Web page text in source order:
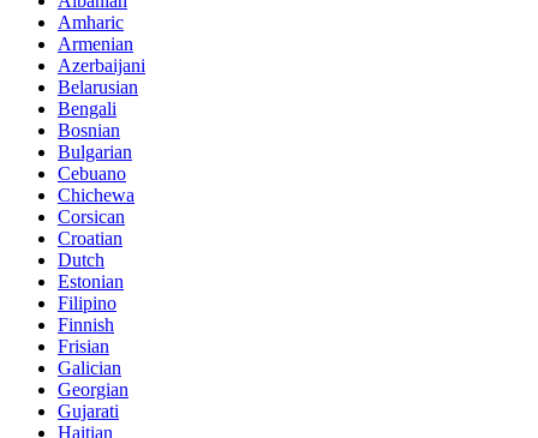
Amharic
Armenian
Azerbaijani
Belarusian
Bengali
Bosnian
Bulgarian
Cebuano
Chichewa
Corsican
Croatian
Dutch
Estonian
Filipino
Finnish
Frisian
Galician
Georgian
Gujarati
Haitian